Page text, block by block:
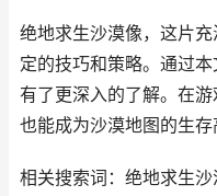
绝地求生沙漠像，这片
定的技巧和策略。通过
有了更深入的了解。在
也能成为沙漠地图的生存
相关搜索词：绝地求生